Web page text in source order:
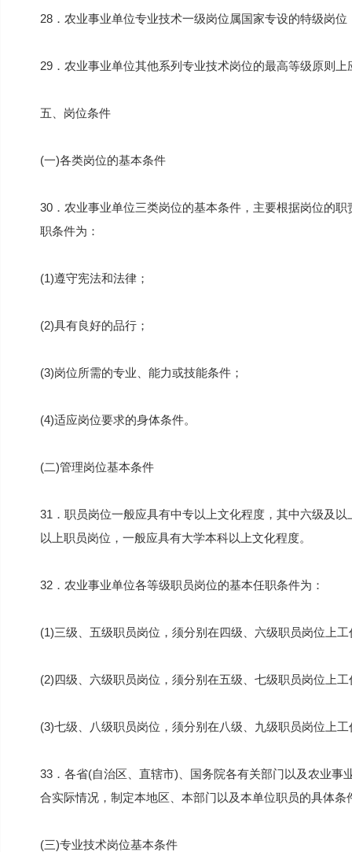
28．农业事业单位专业技术一级岗位属国家专设的特级岗
29．农业事业单位其他系列专业技术岗位的最高等级原则
五、岗位条件
(一)各类岗位的基本条件
30．农业事业单位三类岗位的基本条件，主要根据岗位的
职条件为：
(1)遵守宪法和法律；
(2)具有良好的品行；
(3)岗位所需的专业、能力或技能条件；
(4)适应岗位要求的身体条件。
(二)管理岗位基本条件
31．职员岗位一般应具有中专以上文化程度，其中六级及
以上职员岗位，一般应具有大学本科以上文化程度。
32．农业事业单位各等级职员岗位的基本任职条件为：
(1)三级、五级职员岗位，须分别在四级、六级职员岗位上
(2)四级、六级职员岗位，须分别在五级、七级职员岗位上
(3)七级、八级职员岗位，须分别在八级、九级职员岗位上
33．各省(自治区、直辖市)、国务院各有关部门以及农业
合实际情况，制定本地区、本部门以及本单位职员的具体条
(三)专业技术岗位基本条件